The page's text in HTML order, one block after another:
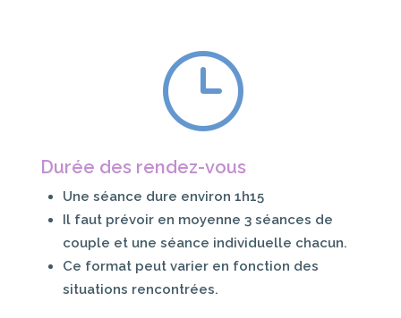
}
Durée des rendez-vous
Une séance dure environ 1h15
Il faut prévoir en moyenne 3 séances de
couple et une séance individuelle chacun.
Ce format peut varier en fonction des
situations rencontrées.